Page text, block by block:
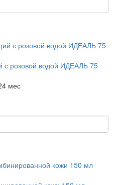
розовой водой ИДЕАЛЬ 75
мес